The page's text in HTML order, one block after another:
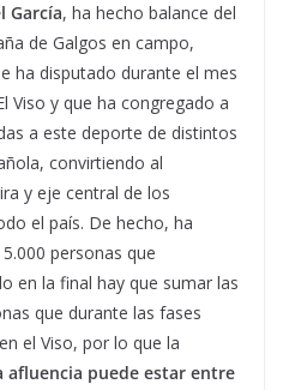
García, ha hecho balance del
de Galgos en campo,
ha disputado durante el mes
Viso y que ha congregado a
a este deporte de distintos
convirtiendo al
y eje central de los
el país. De hecho, ha
personas que
en la final hay que sumar las
que durante las fases
el Viso, por lo que la
afluencia puede estar entre